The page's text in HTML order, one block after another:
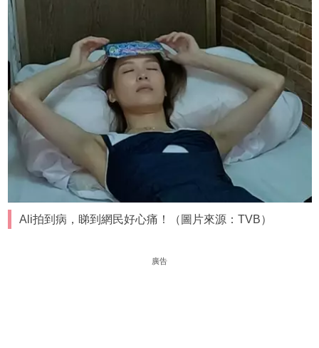
Ali拍到病，睇到網民好心痛！（圖片來源：TVB）
廣告